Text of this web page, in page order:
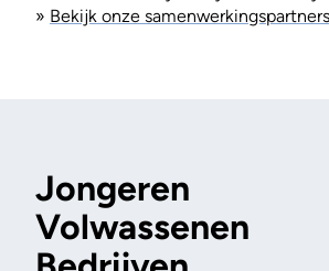
» Bekijk onze samenwerkingspartners
Jongeren
Volwassenen